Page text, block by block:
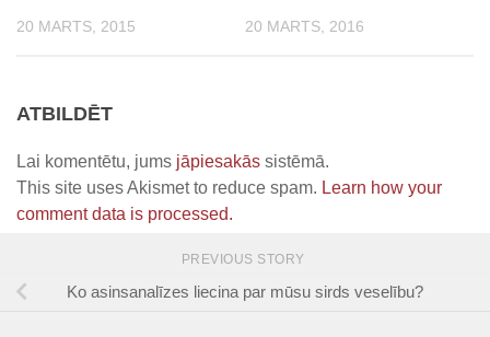
20 MARTS, 2015 20 MARTS, 2016
ATBILDĒT
Lai komentētu, jums jāpiesakās sistēmā.
This site uses Akismet to reduce spam. Learn how your
comment data is processed.
PREVIOUS STORY
Ko asinsanalīzes liecina par mūsu sirds veselību?